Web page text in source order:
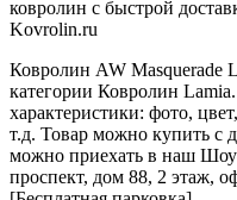
ковролин с быстрой
Kovrolin.ru
Ковролин AW Masquerade
категории Ковролин
характеристики: фото,
т.д. Товар можно купить с
можно приехать в наш
проспект, дом 88, 2 этаж,